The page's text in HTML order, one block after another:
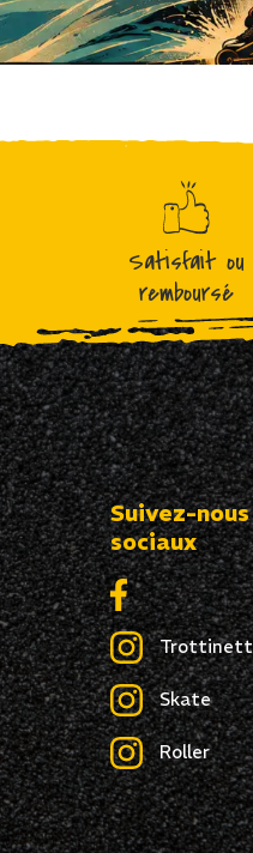
Satisfait ou
remboursé
Suivez-
sociaux
Skate
Roller